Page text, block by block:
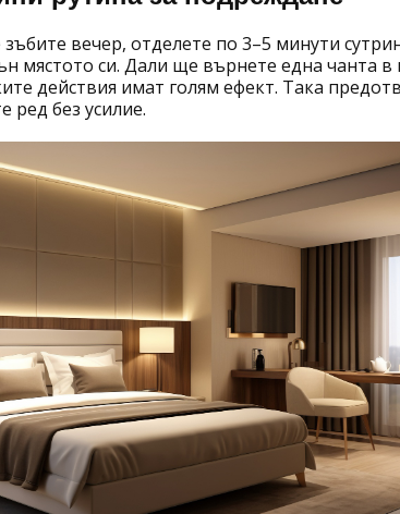
вечер, отделете по 3–5 минути
мястото си. Дали ще върнете една чанта в
действия имат голям ефект. Така
ред без усилие.